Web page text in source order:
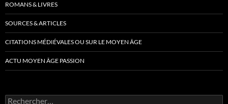
ROMANS & LIVRES
SOURCES & ARTICLES
CITATIONS MÉDIÉVALES OU SUR LE MOYEN ÂGE
ACTU MOYEN ÂGE PASSION
Rechercher :